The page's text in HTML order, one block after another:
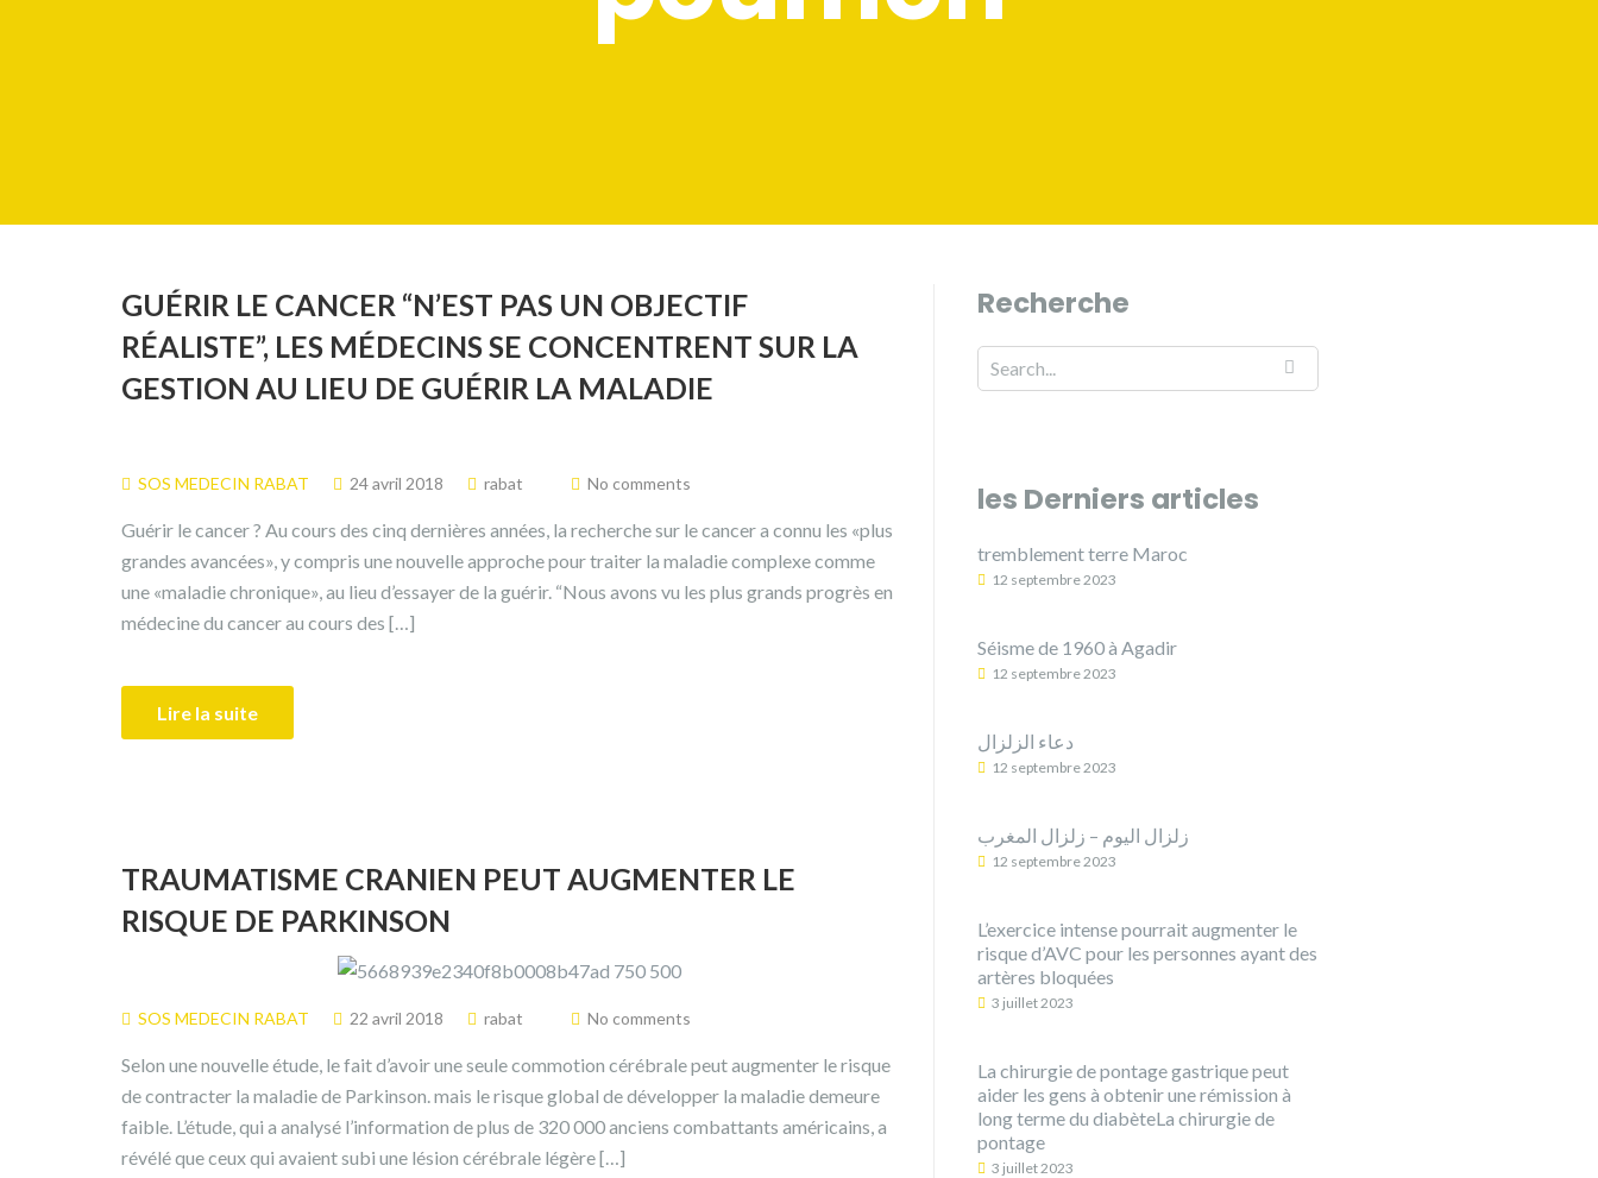
GUÉRIR LE CANCER “N’EST PAS UN OBJECTIF
RÉALISTE”, LES MÉDECINS SE CONCENTRENT SUR LA
GESTION AU LIEU DE GUÉRIR LA MALADIE
SOS MEDECIN RABAT 24 avril 2018 rabat No comments
Guérir le cancer ? Au cours des cinq dernières années, la recherche sur le cancer a connu les «plus
grandes avancées», y compris une nouvelle approche pour traiter la maladie complexe comme
une «maladie chronique», au lieu d’essayer de la guérir. “Nous avons vu les plus grands progrès en
médecine du cancer au cours des […]
Lire la suite
TRAUMATISME CRANIEN PEUT AUGMENTER LE
RISQUE DE PARKINSON
SOS MEDECIN RABAT 22 avril 2018 rabat No comments
Selon une nouvelle étude, le fait d’avoir une seule commotion cérébrale peut augmenter le risque
de contracter la maladie de Parkinson. mais le risque global de développer la maladie demeure
faible. L’étude, qui a analysé l’information de plus de 320 000 anciens combattants américains, a
révélé que ceux qui avaient subi une lésion cérébrale légère […]
Recherche
les Derniers articles
tremblement terre Maroc
12 septembre 2023
Séisme de 1960 à Agadir
12 septembre 2023
دعاء الزلزال
12 septembre 2023
12 septembre 2023
L’exercice intense pourrait augmenter le
risque d’AVC pour les personnes ayant des
artères bloquées
3 juillet 2023
La chirurgie de pontage gastrique peut
aider les gens à obtenir une rémission à
long terme du diabèteLa chirurgie de
pontage
3 juillet 2023